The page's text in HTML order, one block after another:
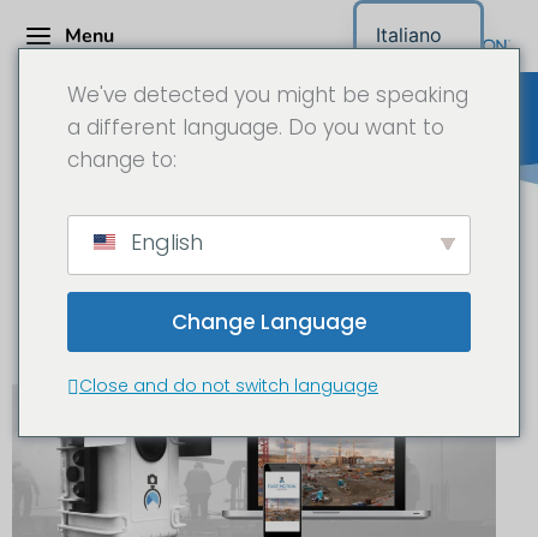
Menu
Telecamera da cantiere /
telecamera time-lapse
Vorarlberg
We've detected you might be speaking
a different language. Do you want to
change to:
English
Change Language
Close and do not switch language
Italiano